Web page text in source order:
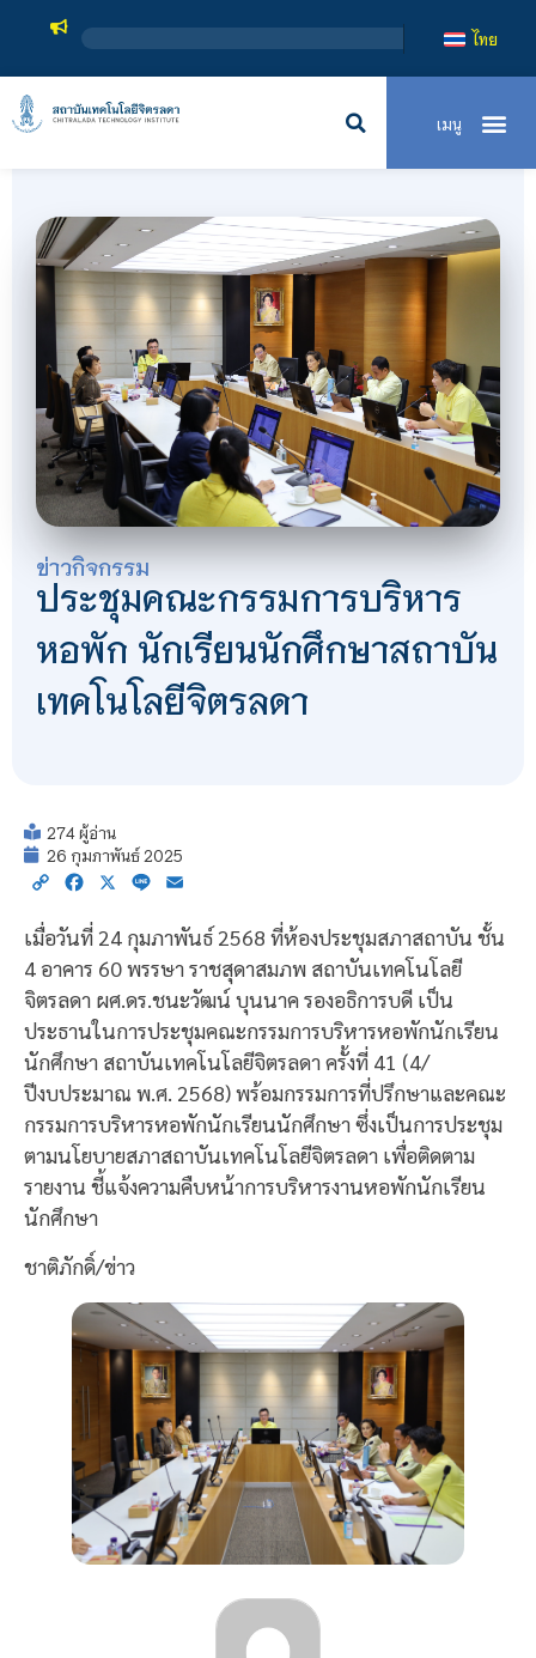
สถาบันเทคโน
ไทย
ข่าวกิจกรรม
ประชุมคณะกรรมการบริหาร
หอพัก นักเรียนนักศึกษาสถาบัน
เทคโนโลยีจิตรลดา
274 ผู้อ่าน
26 กุมภาพันธ์ 2025
Copy Facebook
X Line
เมื่อวันที่ 24 กุมภาพันธ์ 2568 ที่ห้องประชุมสภาสถาบัน ชั้น
4 อาคาร 60 พรรษา ราชสุดาสมภพ สถาบันเทคโนโลยี
จิตรลดา ผศ.ดร.ชนะวัฒน์ บุนนาค รองอธิการบดี เป็น
ประธานในการประชุมคณะกรรมการบริหารหอพักนักเรียน
นักศึกษา สถาบันเทคโนโลยีจิตรลดา ครั้งที่ 41 (4/
ปีงบประมาณ พ.ศ. 2568) พร้อมกรรมการที่ปรึกษาและคณะ
กรรมการบริหารหอพักนักเรียนนักศึกษา ซึ่งเป็นการประชุม
ตามนโยบายสภาสถาบันเทคโนโลยีจิตรลดา เพื่อติดตาม
รายงาน ชี้แจ้งความคืบหน้าการบริหารงานหอพักนักเรียน
นักศึกษา
ชาติภักดิ์/ข่าว